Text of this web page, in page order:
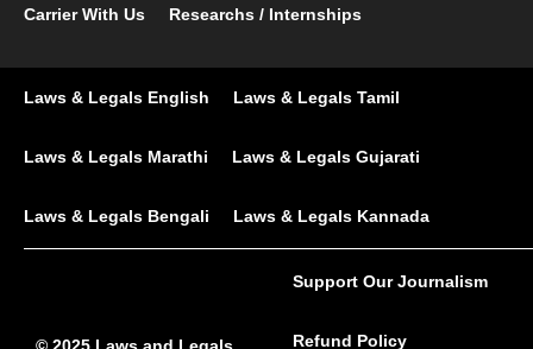
Carrier With Us Researchs / Internships
Laws & Legals English Laws & Legals Tamil
Laws & Legals Marathi Laws & Legals Gujarati
Laws & Legals Bengali Laws & Legals Kannada
Support Our Journalism
Refund Policy